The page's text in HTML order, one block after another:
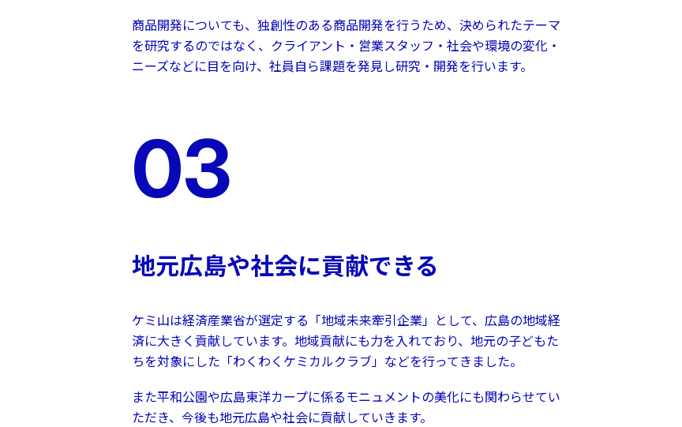
商品開発についても、独創性のある商品開発を行うため、決められたテーマ
を研究するのではなく、クライアント・営業スタッフ・社会や環境の変化・
ニーズなどに目を向け、社員自ら課題を発見し研究・開発を行います。
03
地元広島や社会に貢献できる
ケミ山は経済産業省が選定する「地域未来牽引企業」として、広島の地域経
済に大きく貢献しています。地域貢献にも力を入れており、地元の子どもた
ちを対象にした「わくわくケミカルクラブ」などを行ってきました。
また平和公園や広島東洋カープに係るモニュメントの美化にも関わらせてい
ただき、今後も地元広島や社会に貢献していきます。